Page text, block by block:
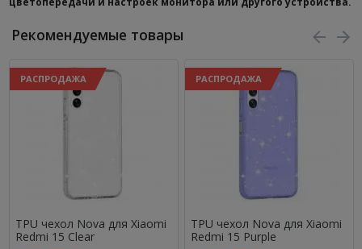
Рекомендуемые товары
РАСПРОДАЖА
TPU чехол Nova для Xiaomi
Redmi 15 Clear
РАСПРОДАЖА
TPU чехол Nova для Xiaomi
Redmi 15 Purple